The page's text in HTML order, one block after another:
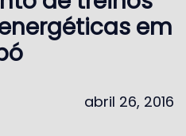
em
abril 26, 2016